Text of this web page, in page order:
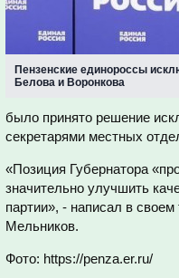
Пензенские единороссы
Белова и Воронкова
было принято решение
секретарями местных
«Позиция Губернатора
значительно улучшить
партии», - написал в
Мельников.
Фото: https://penza.er.ru/